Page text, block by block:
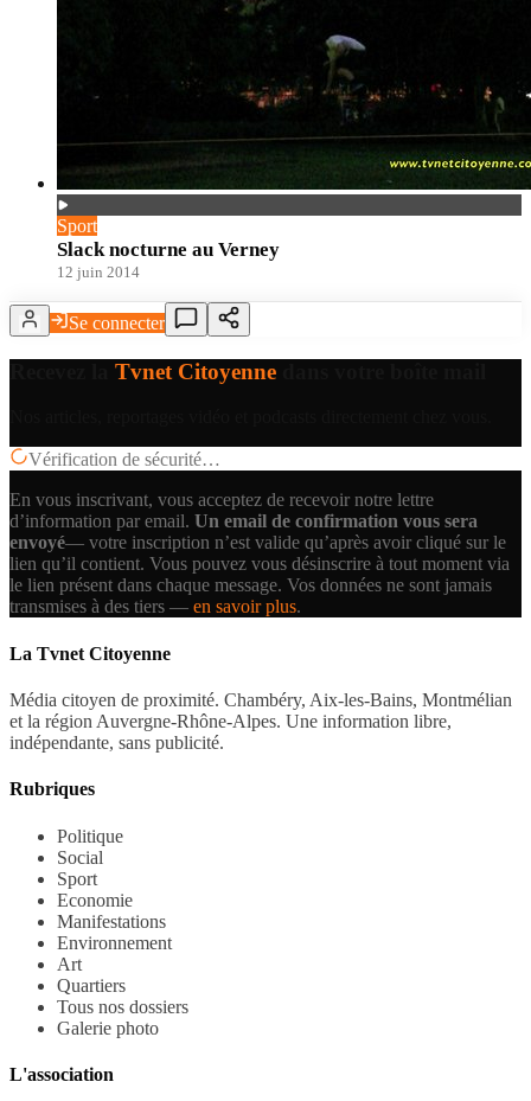
Sport
Slack nocturne au Verney
12 juin 2014
Se connecter
Tvnet Citoyenne
Vérification de sécurité…
En vous inscrivant, vous acceptez de recevoir notre lettre
d’information par email. Un email de confirmation vous sera
envoyé— votre inscription n’est valide qu’après avoir cliqué sur le
lien qu’il contient. Vous pouvez vous désinscrire à tout moment via
le lien présent dans chaque message. Vos données ne sont jamais
transmises à des tiers — en savoir plus.
La Tvnet Citoyenne
Média citoyen de proximité. Chambéry, Aix-les-Bains, Montmélian
et la région Auvergne-Rhône-Alpes. Une information libre,
indépendante, sans publicité.
Rubriques
Politique
Social
Sport
Economie
Manifestations
Environnement
Art
Quartiers
Tous nos dossiers
Galerie photo
L'association